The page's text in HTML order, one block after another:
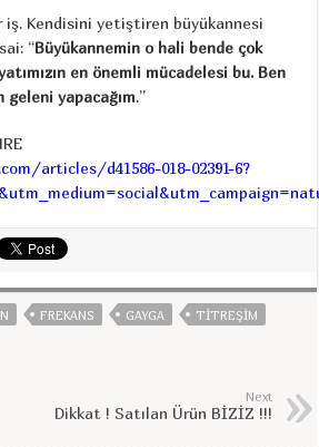
iş. Kendisini yetiştiren büyükannesi
“Büyükannemin o hali bende çok
en önemli mücadelesi bu. Ben
yapacağım.”
articles/d41586-018-02391-6?
FREKANS GAYGA TITREŞIM
Next
Dikkat ! Satılan Ürün BİZİZ !!!